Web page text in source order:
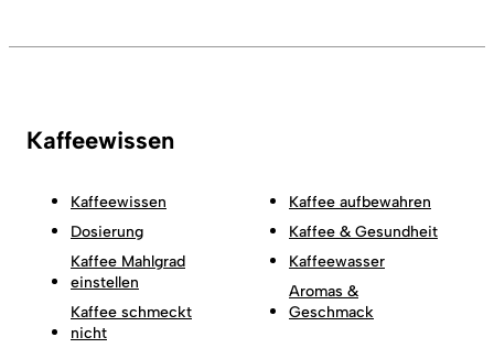
Kaffeewissen
Kaffeewissen
Dosierung
Kaffee Mahlgrad
einstellen
Kaffee schmeckt
nicht
Kaffee aufbewahren
Kaffee & Gesundheit
Kaffeewasser
Aromas &
Geschmack